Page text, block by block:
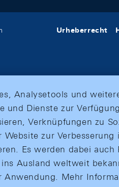
Urheberrecht
Analysetools und
und Dienste zur
Verknüpfungen zu
zur Verbesserung
Es werden dabei auch
Ausland weltweit
Anwendung. Mehr